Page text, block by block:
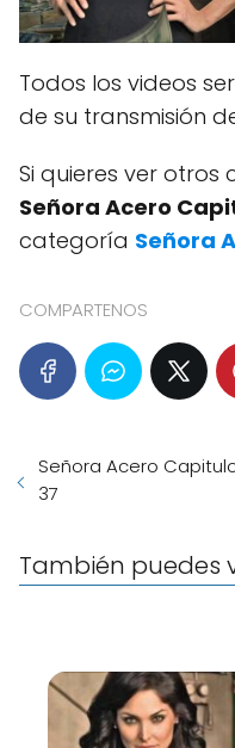
Todos los videos
de su transmisión
Si quieres ver
Señora Acero
categoría Señora
COMPARTENOS
Señora Acero
37
También puedes